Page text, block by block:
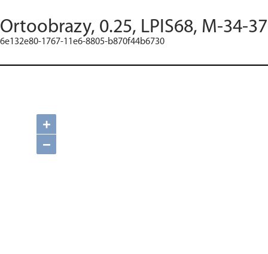
Ortoobrazy, 0.25, LPIS68, M-34-
6e132e80-1767-11e6-8805-b870f44b6730
+
−